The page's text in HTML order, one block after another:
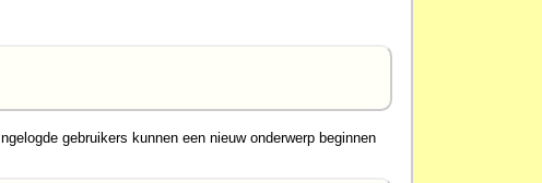
Ingelogde gebruikers kunnen een nieuw onderwerp beginnen